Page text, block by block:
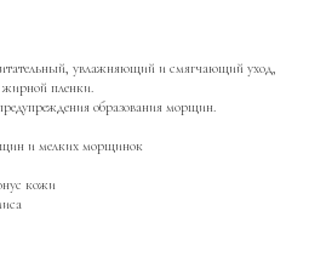
увлажняющий и смягчающий уход,
жирной пленки.
образования морщин.
и мелких морщинок
кожи